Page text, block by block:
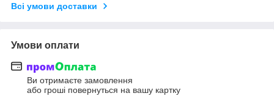
Всі умови доставки
Умови оплати
Ви отримаєте замовлення
або гроші повернуться на вашу картку